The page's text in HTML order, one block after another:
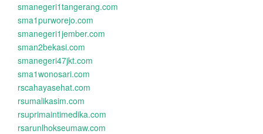
smanegeri1tangerang.com
sma1purworejo.com
smanegeri1jember.com
sman2bekasi.com
smanegeri47jkt.com
sma1wonosari.com
rscahayasehat.com
rsumalikasim.com
rsuprimaintimedika.com
rsarunlhokseumaw.com